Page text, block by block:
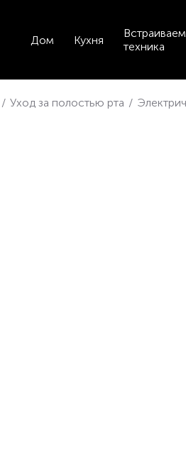
Дом Кухня
техника
/ Уход за полостью рта /